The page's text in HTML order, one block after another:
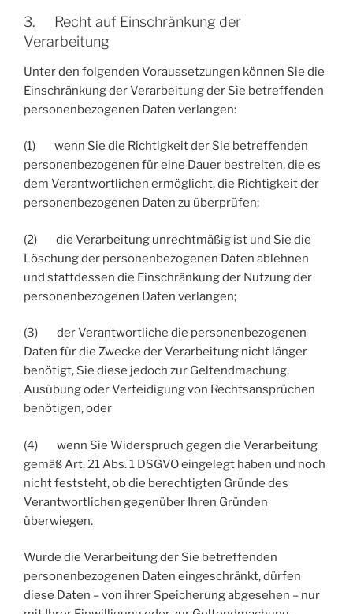
3. Recht auf Einschränkung der
Verarbeitung
Unter den folgenden Voraussetzungen können Sie die
Einschränkung der Verarbeitung der Sie betreffenden
personenbezogenen Daten verlangen:
(1) wenn Sie die Richtigkeit der Sie betreffenden
personenbezogenen für eine Dauer bestreiten, die es
dem Verantwortlichen ermöglicht, die Richtigkeit der
personenbezogenen Daten zu überprüfen;
(2) die Verarbeitung unrechtmäßig ist und Sie die
Löschung der personenbezogenen Daten ablehnen
und stattdessen die Einschränkung der Nutzung der
personenbezogenen Daten verlangen;
(3) der Verantwortliche die personenbezogenen
Daten für die Zwecke der Verarbeitung nicht länger
benötigt, Sie diese jedoch zur Geltendmachung,
Ausübung oder Verteidigung von Rechtsansprüchen
benötigen, oder
(4) wenn Sie Widerspruch gegen die Verarbeitung
gemäß Art. 21 Abs. 1 DSGVO eingelegt haben und noch
nicht feststeht, ob die berechtigten Gründe des
Verantwortlichen gegenüber Ihren Gründen
überwiegen.
Wurde die Verarbeitung der Sie betreffenden
personenbezogenen Daten eingeschränkt, dürfen
diese Daten – von ihrer Speicherung abgesehen – nur